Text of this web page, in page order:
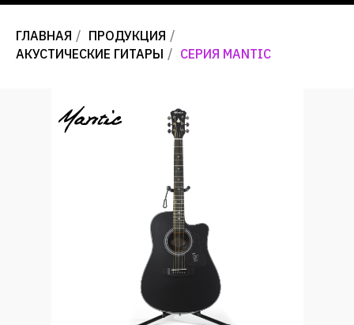
ГЛАВНАЯ / ПРОДУКЦИЯ /
АКУСТИЧЕСКИЕ ГИТАРЫ / СЕРИЯ MANTIC